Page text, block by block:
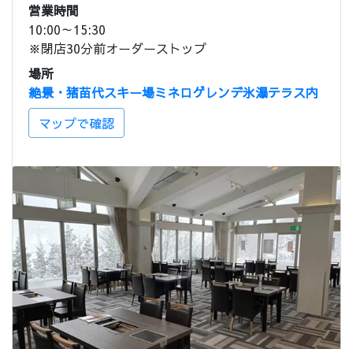
営業時間
10:00～15:30
※閉店30分前オーダーストップ
場所
絶景・猪苗代スキー場ミネロゲレンデ氷瀑テラス内
マップで確認